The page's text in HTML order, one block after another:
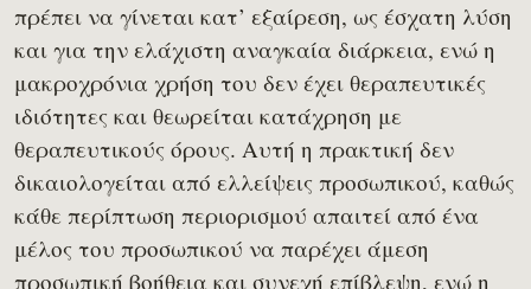
πρέπει να γίνεται κατ’ εξαίρεση, ως έσχατη λύση
και για την ελάχιστη αναγκαία διάρκεια, ενώ η
μακροχρόνια χρήση του δεν έχει θεραπευτικές
ιδιότητες και θεωρείται κατάχρηση με
θεραπευτικούς όρους. Αυτή η πρακτική δεν
δικαιολογείται από ελλείψεις προσωπικού, καθώς
κάθε περίπτωση περιορισμού απαιτεί από ένα
μέλος του προσωπικού να παρέχει άμεση
προσωπική βοήθεια και συνεχή επίβλεψη, ενώ η